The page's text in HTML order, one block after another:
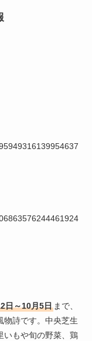
日～10月5日まで、
物詩です。中央芝生
いもや旬の野菜、鶏